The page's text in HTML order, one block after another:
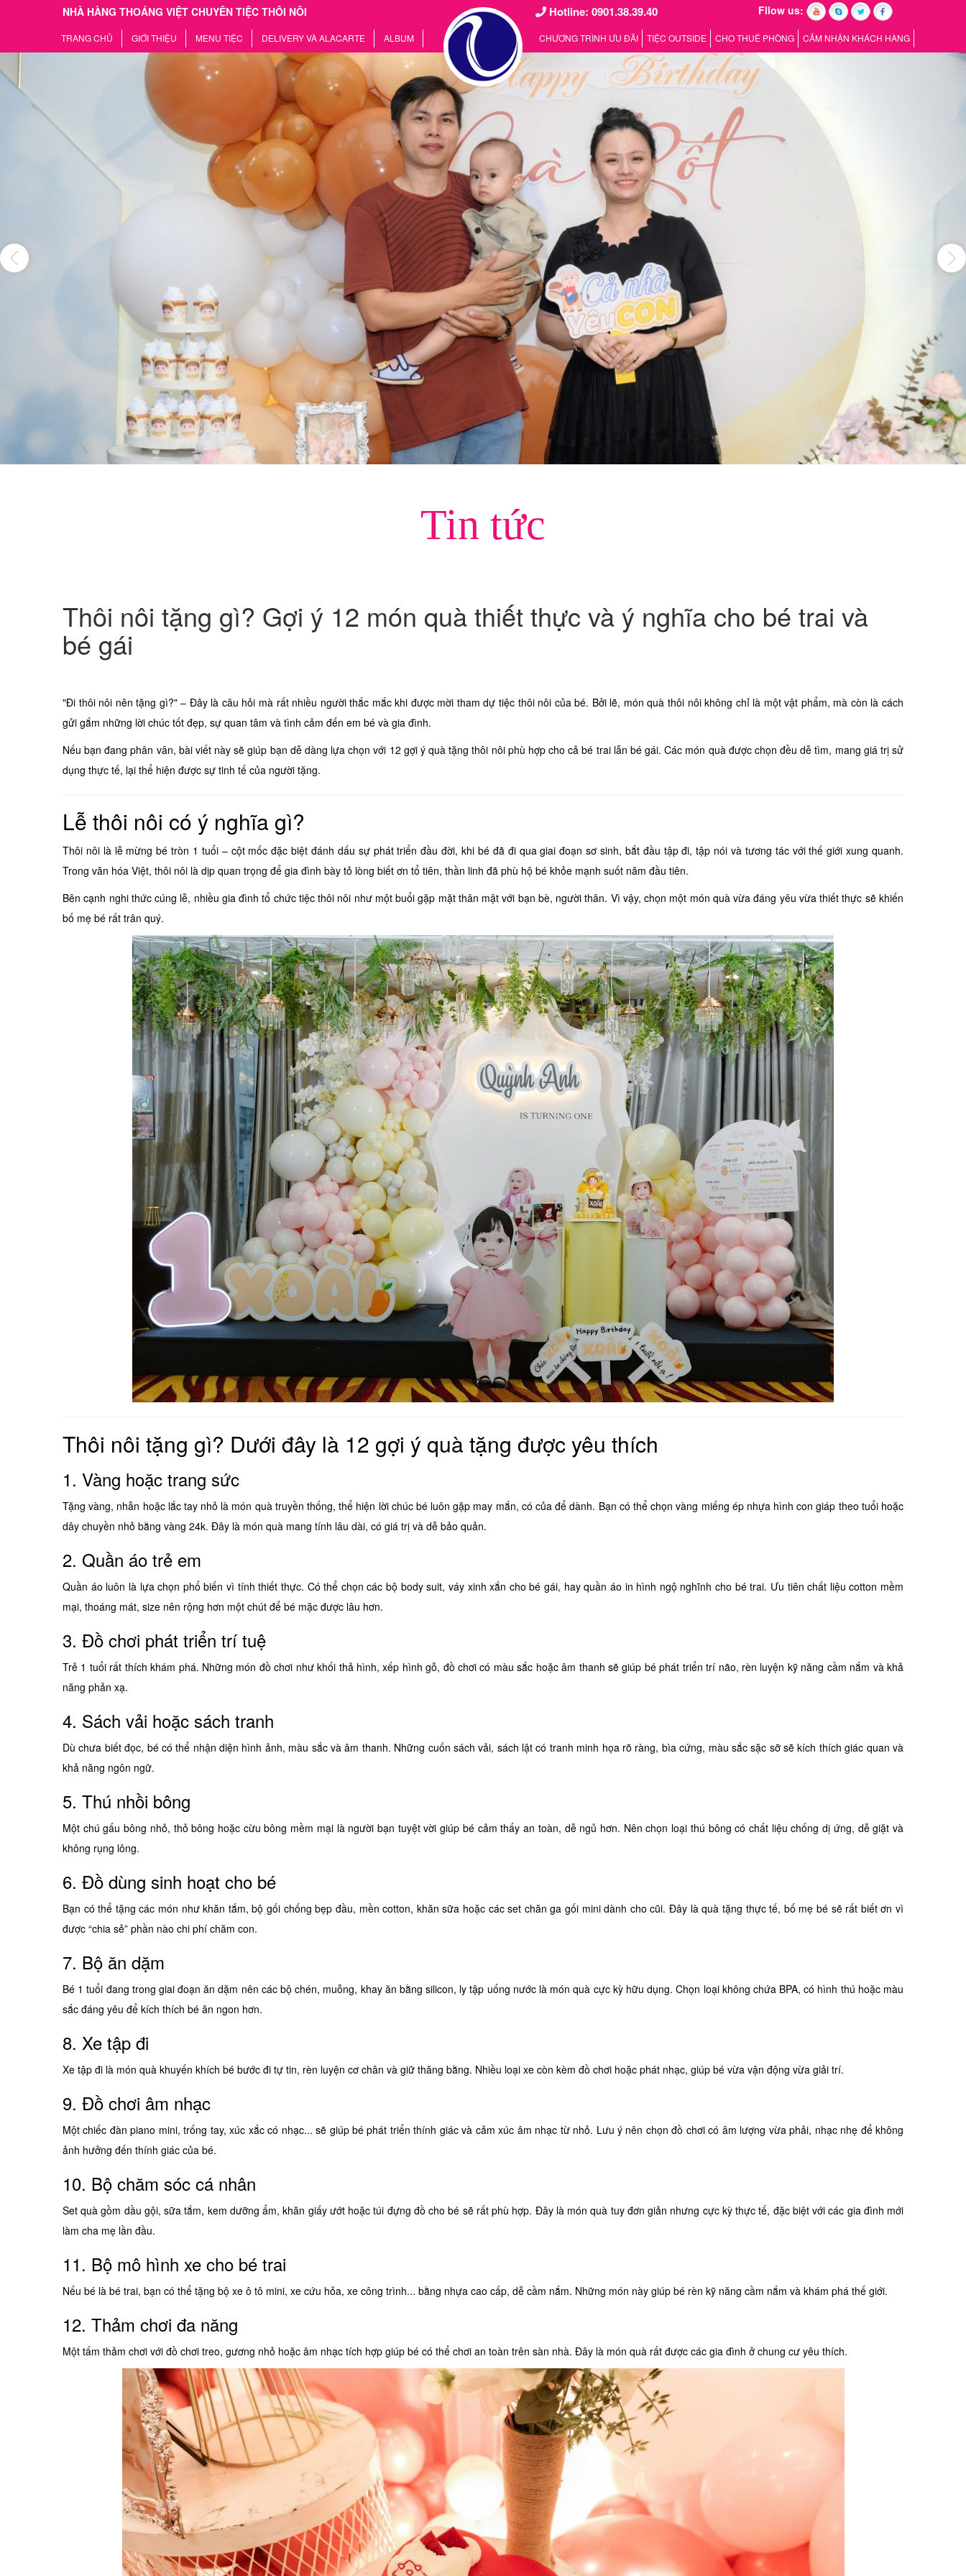
NHÀ HÀNG THOÁNG VIỆT CHUYÊN TIỆC THÔI NÔI Hotline: 0901.38.39.40 Fllow us:
TRANG CHỦ GIỚI THIỆU MENU TIỆC DELIVERY VÀ ALACARTE ALBUM CHƯƠNG TRÌNH ƯU ĐÃI TIỆC OUTSIDE CHO THUÊ PHÒNG CẢM NHẬN KHÁCH HÀNG
Tin tức
Thôi nôi tặng gì? Gợi ý 12 món quà thiết thực và ý nghĩa cho bé trai và
bé gái
"Đi thôi nôi nên tặng gì?" – Đây là câu hỏi mà rất nhiều người thắc mắc khi được mời tham dự tiệc thôi nôi của bé. Bởi lẽ, món quà thôi nôi không chỉ là một vật phẩm, mà còn là cách
gửi gắm những lời chúc tốt đẹp, sự quan tâm và tình cảm đến em bé và gia đình.
Nếu bạn đang phân vân, bài viết này sẽ giúp bạn dễ dàng lựa chọn với 12 gợi ý quà tặng thôi nôi phù hợp cho cả bé trai lẫn bé gái. Các món quà được chọn đều dễ tìm, mang giá trị sử
dụng thực tế, lại thể hiện được sự tinh tế của người tặng.
Lễ thôi nôi có ý nghĩa gì?
Thôi nôi là lễ mừng bé tròn 1 tuổi – cột mốc đặc biệt đánh dấu sự phát triển đầu đời, khi bé đã đi qua giai đoạn sơ sinh, bắt đầu tập đi, tập nói và tương tác với thế giới xung quanh.
Trong văn hóa Việt, thôi nôi là dịp quan trọng để gia đình bày tỏ lòng biết ơn tổ tiên, thần linh đã phù hộ bé khỏe mạnh suốt năm đầu tiên.
Bên cạnh nghi thức cúng lễ, nhiều gia đình tổ chức tiệc thôi nôi như một buổi gặp mặt thân mật với bạn bè, người thân. Vì vậy, chọn một món quà vừa đáng yêu vừa thiết thực sẽ khiến
bố mẹ bé rất trân quý.
Thôi nôi tặng gì? Dưới đây là 12 gợi ý quà tặng được yêu thích
1. Vàng hoặc trang sức
Tặng vàng, nhẫn hoặc lắc tay nhỏ là món quà truyền thống, thể hiện lời chúc bé luôn gặp may mắn, có của để dành. Bạn có thể chọn vàng miếng ép nhựa hình con giáp theo tuổi hoặc
dây chuyền nhỏ bằng vàng 24k. Đây là món quà mang tính lâu dài, có giá trị và dễ bảo quản.
2. Quần áo trẻ em
Quần áo luôn là lựa chọn phổ biến vì tính thiết thực. Có thể chọn các bộ body suit, váy xinh xắn cho bé gái, hay quần áo in hình ngộ nghĩnh cho bé trai. Ưu tiên chất liệu cotton mềm
mại, thoáng mát, size nên rộng hơn một chút để bé mặc được lâu hơn.
3. Đồ chơi phát triển trí tuệ
Trẻ 1 tuổi rất thích khám phá. Những món đồ chơi như khối thả hình, xếp hình gỗ, đồ chơi có màu sắc hoặc âm thanh sẽ giúp bé phát triển trí não, rèn luyện kỹ năng cầm nắm và khả
năng phản xạ.
4. Sách vải hoặc sách tranh
Dù chưa biết đọc, bé có thể nhận diện hình ảnh, màu sắc và âm thanh. Những cuốn sách vải, sách lật có tranh minh họa rõ ràng, bìa cứng, màu sắc sặc sỡ sẽ kích thích giác quan và
khả năng ngôn ngữ.
5. Thú nhồi bông
Một chú gấu bông nhỏ, thỏ bông hoặc cừu bông mềm mại là người bạn tuyệt vời giúp bé cảm thấy an toàn, dễ ngủ hơn. Nên chọn loại thú bông có chất liệu chống dị ứng, dễ giặt và
không rụng lông.
6. Đồ dùng sinh hoạt cho bé
Bạn có thể tặng các món như khăn tắm, bộ gối chống bẹp đầu, mền cotton, khăn sữa hoặc các set chăn ga gối mini dành cho cũi. Đây là quà tặng thực tế, bố mẹ bé sẽ rất biết ơn vì
được “chia sẻ” phần nào chi phí chăm con.
7. Bộ ăn dặm
Bé 1 tuổi đang trong giai đoạn ăn dặm nên các bộ chén, muỗng, khay ăn bằng silicon, ly tập uống nước là món quà cực kỳ hữu dụng. Chọn loại không chứa BPA, có hình thú hoặc màu
sắc đáng yêu để kích thích bé ăn ngon hơn.
8. Xe tập đi
Xe tập đi là món quà khuyến khích bé bước đi tự tin, rèn luyện cơ chân và giữ thăng bằng. Nhiều loại xe còn kèm đồ chơi hoặc phát nhạc, giúp bé vừa vận động vừa giải trí.
9. Đồ chơi âm nhạc
Một chiếc đàn piano mini, trống tay, xúc xắc có nhạc... sẽ giúp bé phát triển thính giác và cảm xúc âm nhạc từ nhỏ. Lưu ý nên chọn đồ chơi có âm lượng vừa phải, nhạc nhẹ để không
ảnh hưởng đến thính giác của bé.
10. Bộ chăm sóc cá nhân
Set quà gồm dầu gội, sữa tắm, kem dưỡng ẩm, khăn giấy ướt hoặc túi đựng đồ cho bé sẽ rất phù hợp. Đây là món quà tuy đơn giản nhưng cực kỳ thực tế, đặc biệt với các gia đình mới
làm cha mẹ lần đầu.
11. Bộ mô hình xe cho bé trai
Nếu bé là bé trai, bạn có thể tặng bộ xe ô tô mini, xe cứu hỏa, xe công trình... bằng nhựa cao cấp, dễ cầm nắm. Những món này giúp bé rèn kỹ năng cầm nắm và khám phá thế giới.
12. Thảm chơi đa năng
Một tấm thảm chơi với đồ chơi treo, gương nhỏ hoặc âm nhạc tích hợp giúp bé có thể chơi an toàn trên sàn nhà. Đây là món quà rất được các gia đình ở chung cư yêu thích.